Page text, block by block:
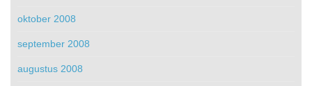
oktober 2008
september 2008
augustus 2008